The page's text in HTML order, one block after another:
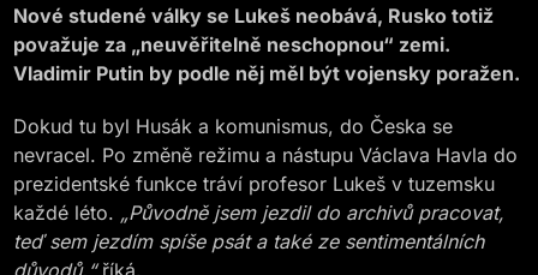
Nové studené války se Lukeš neobává, Rusko totiž
považuje za „neuvěřitelně neschopnou“ zemi.
Vladimir Putin by podle něj měl být vojensky poražen.
Dokud tu byl Husák a komunismus, do Česka se
nevracel. Po změně režimu a nástupu Václava Havla do
prezidentské funkce tráví profesor Lukeš v tuzemsku
každé léto. „Původně jsem jezdil do archivů pracovat,
teď sem jezdím spíše psát a také ze sentimentálních
důvodů,“říká.